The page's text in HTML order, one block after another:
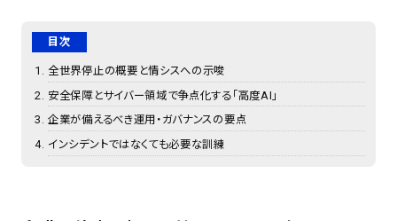
目次
全世界停止の概要と情シスへの示唆
安全保障とサイバー領域で争点化する「高度AI」
企業が備えるべき運用・ガバナンスの要点
インシデントではなくても必要な訓練